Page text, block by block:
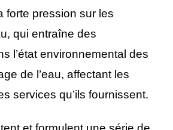
forte pression sur les
qui entraîne des
l’état environnemental des
de l’eau, affectant les
services qu’ils fournissent.